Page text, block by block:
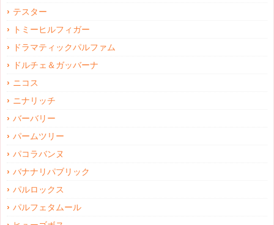
テスター
トミーヒルフィガー
ドラマティックパルファム
ドルチェ＆ガッバーナ
ニコス
ニナリッチ
バーバリー
パームツリー
パコラバンヌ
バナナリパブリック
パルロックス
パルフェタムール